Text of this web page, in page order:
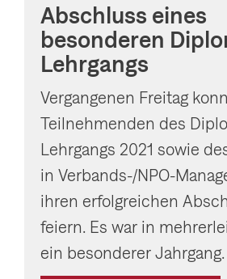
Abschluss eines
besonderen
Lehrgangs
Vergangenen Freitag
Teilnehmenden des
Lehrgangs 2021 sowie
in Verbands-/NPO-
ihren erfolgreichen
feiern. Es war in
ein besonderer Jahrgang.